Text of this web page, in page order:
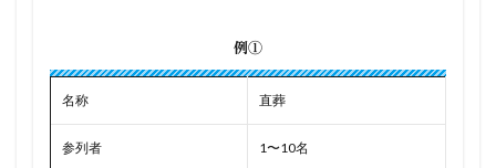
例①
名称 直葬
参列者 1〜10名